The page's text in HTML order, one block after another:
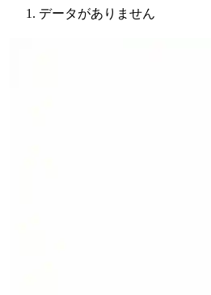
データがありません